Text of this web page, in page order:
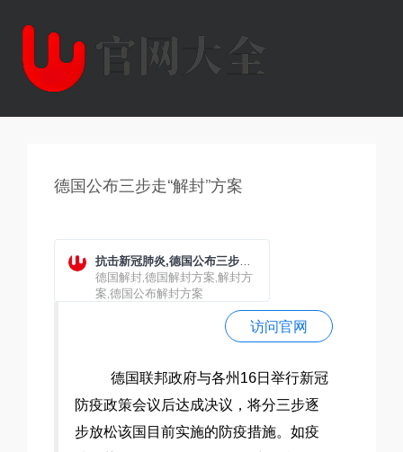
德国公布三步走“解封”方案
抗击新冠肺炎,德国公布三步走
“解封”方案 3月20日取消大部
分防疫措施
德国解封,德国解封方案,解封方
案,德国公布解封方案
访问官网
德国联邦政府与各州16日举行新冠
防疫政策会议后达成决议，将分三步逐
步放松该国目前实施的防疫措施。如疫